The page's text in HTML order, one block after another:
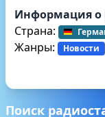
Информация о
Страна:
Жанры: Новости
Поиск